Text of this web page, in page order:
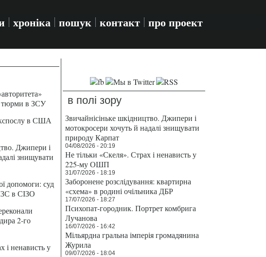
хроніка пошук контакт про проект
тюрми в ЗСУ
в США
Джипери і
знищувати
допомоги: суд
в СІЗО
2-го
і ненависть у
в полі зору
Звичайнісіньке шкідництво. Джипери і
мотокросери хочуть й надалі знищувати
природу Карпат
04/08/2026 - 20:19
Не тільки «Скеля». Страх і ненависть у
225-му ОШП
31/07/2026 - 18:19
Заборонене розслідування: квартирна
«схема» в родині очільника ДБР
17/07/2026 - 18:27
Психопат-городник. Портрет комбрига
Лучанова
16/07/2026 - 16:42
Мільярдна гральна імперія громадянина
Журила
09/07/2026 - 18:04